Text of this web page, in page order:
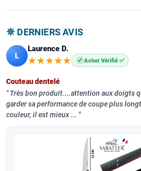
𖤓 DERNIERS AVIS
L
Laurence D.
★★★★★
★★★★★ ✓ Achat Vérifié ✅
Couteau dentelé
Très bon produit....attention aux doigts
garder sa performance de coupe plus
couleur, il est mieux ...